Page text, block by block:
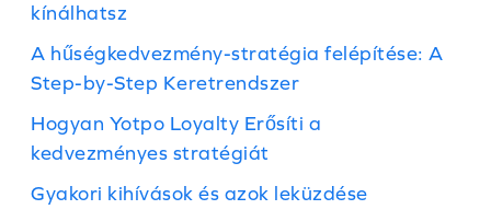
kínálhatsz
A hűségkedvezmény-stratégia felépítése: A
Step-by-Step Keretrendszer
Hogyan Yotpo Loyalty Erősíti a
kedvezményes stratégiát
Gyakori kihívások és azok leküzdése